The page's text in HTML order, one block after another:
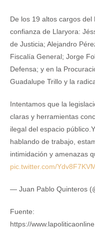
De los 19 altos cargos
confianza de Llaryora:
de Justicia; Alejandro
Fiscalía General; Jorge
Defensa; y en la
Guadalupe Trillo y la
Intentamos que la
claras y herramientas
ilegal del espacio
hablando de trabajo,
intimidación y amenazas
pic.twitter.com/
— Juan Pablo Quinteros
Fuente:
https://